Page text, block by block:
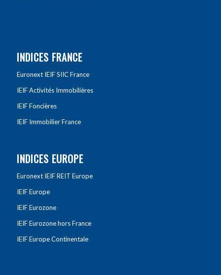
INDICES FRANCE
Euronext IEIF SIIC France
IEIF Activités Immobilières
IEIF Foncières
IEIF Immobilier France
INDICES EUROPE
Euronext IEIF REIT Europe
IEIF Europe
IEIF Eurozone
IEIF Eurozone hors France
IEIF Europe Continentale